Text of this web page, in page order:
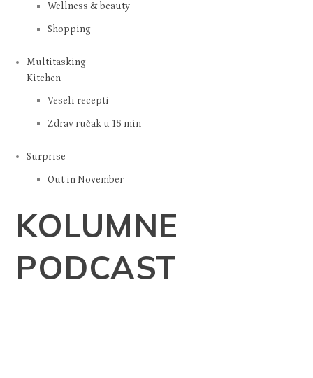
Wellness & beauty
Shopping
Multitasking
Kitchen
Veseli recepti
Zdrav ručak u 15 min
Surprise
Out in November
KOLUMNE
PODCAST